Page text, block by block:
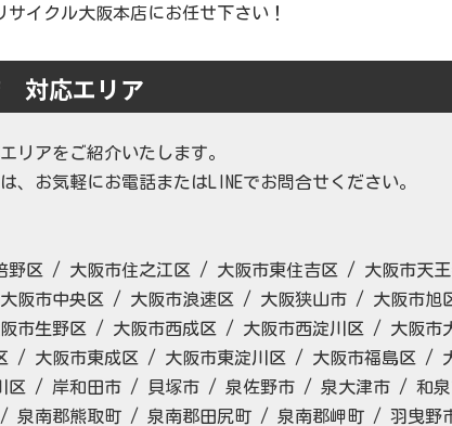
イクル大阪本店にお任せ下さい！
対応エリア
リアをご紹介いたします。
、お気軽にお電話またはLINEでお問合せください。
野区 / 大阪市住之江区 / 大阪市東住吉区 / 大阪市天
阪市中央区 / 大阪市浪速区 / 大阪狭山市 / 大阪市旭
市生野区 / 大阪市西成区 / 大阪市西淀川区 / 大阪市
/ 大阪市東成区 / 大阪市東淀川区 / 大阪市福島区 /
区 / 岸和田市 / 貝塚市 / 泉佐野市 / 泉大津市 / 和
泉南郡熊取町 / 泉南郡田尻町 / 泉南郡岬町 / 羽曳野